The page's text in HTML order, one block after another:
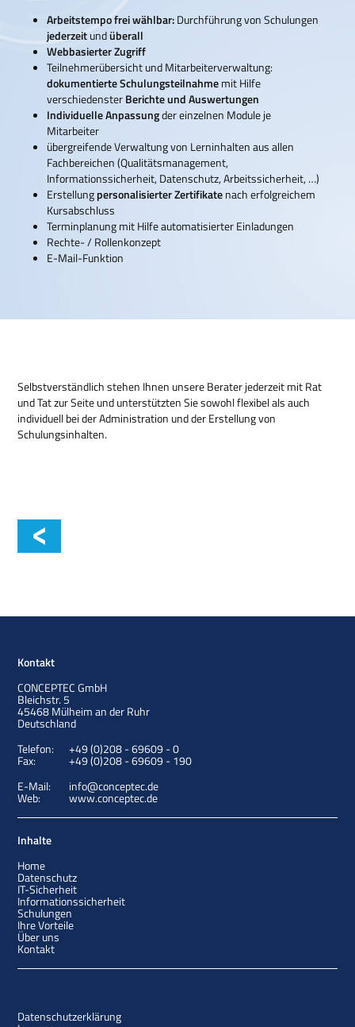
Arbeitstempo frei wählbar:Durchführung von Schulungen
jederzeitundüberall
Webbasierter Zugriff
Teilnehmerübersicht und Mitarbeiterverwaltung:
dokumentierte Schulungsteilnahmemit Hilfe
verschiedensterBerichte und Auswertungen
Individuelle Anpassungder einzelnen Module je
Mitarbeiter
übergreifende Verwaltung von Lerninhalten aus allen
Fachbereichen (Qualitätsmanagement,
Informationssicherheit, Datenschutz, Arbeitssicherheit, …)
Erstellungpersonalisierter Zertifikatenach erfolgreichem
Kursabschluss
Terminplanung mit Hilfe automatisierter Einladungen
Rechte- / Rollenkonzept
E-Mail-Funktion
Selbstverständlich stehen Ihnen unsere Berater jederzeit mit Rat
und Tat zur Seite und unterstützten Sie sowohl flexibel als auch
individuell bei der Administration und der Erstellung von
Schulungsinhalten.
Kontakt
CONCEPTEC GmbH
Bleichstr. 5
45468Mülheim an der Ruhr
Deutschland
Telefon:
+49 (0)208 - 69609 - 0
Fax:
+49 (0)208 - 69609 - 190
E-Mail:
info@conceptec.de
Web: www.conceptec.de
Inhalte
Home
Datenschutz
IT-Sicherheit
Informationssicherheit
Schulungen
Ihre Vorteile
Über uns
Kontakt
Datenschutzerklärung